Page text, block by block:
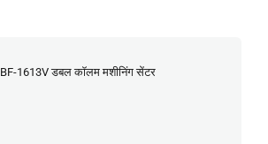
BF-1613V डबल कॉलम मशीनिंग सेंटर